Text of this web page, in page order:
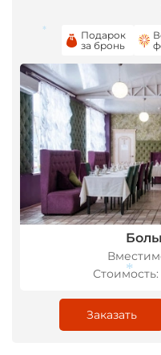
Подарок
за бронь
Стоимость:
Заказать
*